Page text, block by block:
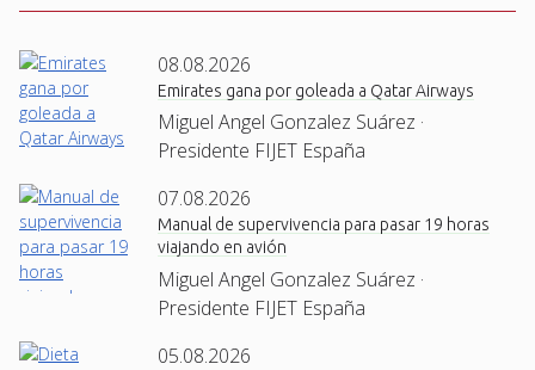
08.08.2026
Emirates gana por goleada a Qatar Airways
Miguel Angel Gonzalez Suárez ·
Presidente FIJET España
07.08.2026
Manual de supervivencia para pasar 19 horas
viajando en avión
Miguel Angel Gonzalez Suárez ·
Presidente FIJET España
05.08.2026